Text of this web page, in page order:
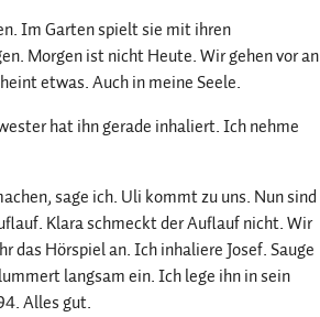
Im Garten spielt sie mit ihren
Morgen ist nicht Heute. Wir gehen vor an
etwas. Auch in meine Seele.
hat ihn gerade inhaliert. Ich nehme
sage ich. Uli kommt zu uns. Nun sind
Klara schmeckt der Auflauf nicht. Wir
das Hörspiel an. Ich inhaliere Josef. Sauge
langsam ein. Ich lege ihn in sein
Alles gut.